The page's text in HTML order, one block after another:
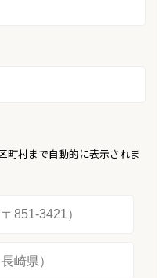
町村まで自動的に表示されま